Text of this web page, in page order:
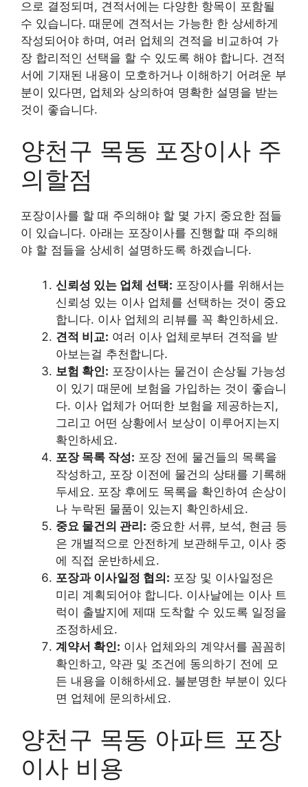
으로 결정되며, 견적서에는 다양한 항목이 포함될
수 있습니다. 때문에 견적서는 가능한 한 상세하게
작성되어야 하며, 여러 업체의 견적을 비교하여 가
장 합리적인 선택을 할 수 있도록 해야 합니다. 견적
서에 기재된 내용이 모호하거나 이해하기 어려운 부
분이 있다면, 업체와 상의하여 명확한 설명을 받는
것이 좋습니다.
양천구 목동 포장이사 주
의할점
포장이사를 할 때 주의해야 할 몇 가지 중요한 점들
이 있습니다. 아래는 포장이사를 진행할 때 주의해
야 할 점들을 상세히 설명하도록 하겠습니다.
신뢰성 있는 업체 선택: 포장이사를 위해서는
신뢰성 있는 이사 업체를 선택하는 것이 중요
합니다. 이사 업체의 리뷰를 꼭 확인하세요.
견적 비교: 여러 이사 업체로부터 견적을 받
아보는걸 추천합니다.
보험 확인: 포장이사는 물건이 손상될 가능성
이 있기 때문에 보험을 가입하는 것이 좋습니
다. 이사 업체가 어떠한 보험을 제공하는지,
그리고 어떤 상황에서 보상이 이루어지는지
확인하세요.
포장 목록 작성: 포장 전에 물건들의 목록을
작성하고, 포장 이전에 물건의 상태를 기록해
두세요. 포장 후에도 목록을 확인하여 손상이
나 누락된 물품이 있는지 확인하세요.
중요 물건의 관리: 중요한 서류, 보석, 현금 등
은 개별적으로 안전하게 보관해두고, 이사 중
에 직접 운반하세요.
포장과 이사일정 협의: 포장 및 이사일정은
미리 계획되어야 합니다. 이사날에는 이사 트
럭이 출발지에 제때 도착할 수 있도록 일정을
조정하세요.
계약서 확인: 이사 업체와의 계약서를 꼼꼼히
확인하고, 약관 및 조건에 동의하기 전에 모
든 내용을 이해하세요. 불분명한 부분이 있다
면 업체에 문의하세요.
양천구 목동 아파트 포장
이사 비용